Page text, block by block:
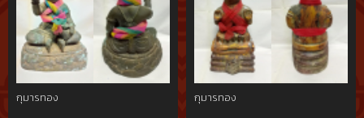
กุมารทอง กุมารทอง